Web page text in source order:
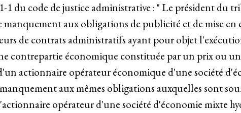
1 du code de justice administrative : " Le président du
manquement aux obligations de publicité et de mise
de contrats administratifs ayant pour objet
contrepartie économique constituée par un prix ou
actionnaire opérateur économique d'une société
aux mêmes obligations auxquelles sont
opérateur d'une société d'économie mixte